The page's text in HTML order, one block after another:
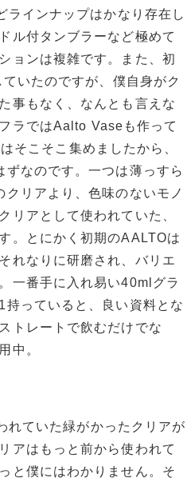
ラインナップはかなり存在し
ル付タンブラーなど極めて
ョンは複雑です。また、初
いたのですが、僕自身がク
事もなく、なんとも言えな
ラではAalto Vaseも作って
そこそこ集めましたから、
なのです。一つは薄っすら
リアより、色味のないモノ
リアとして使われていた、
。とにかく初期のAALTOは
れなりに研磨され、バリエ
一番手に入れ易い40mlグラ
っていると、良い資料とな
トレートで飲むだけでな
中。
れていた緑がかったクリアが
アはもっと前から使われて
と僕にはわかりません。そ